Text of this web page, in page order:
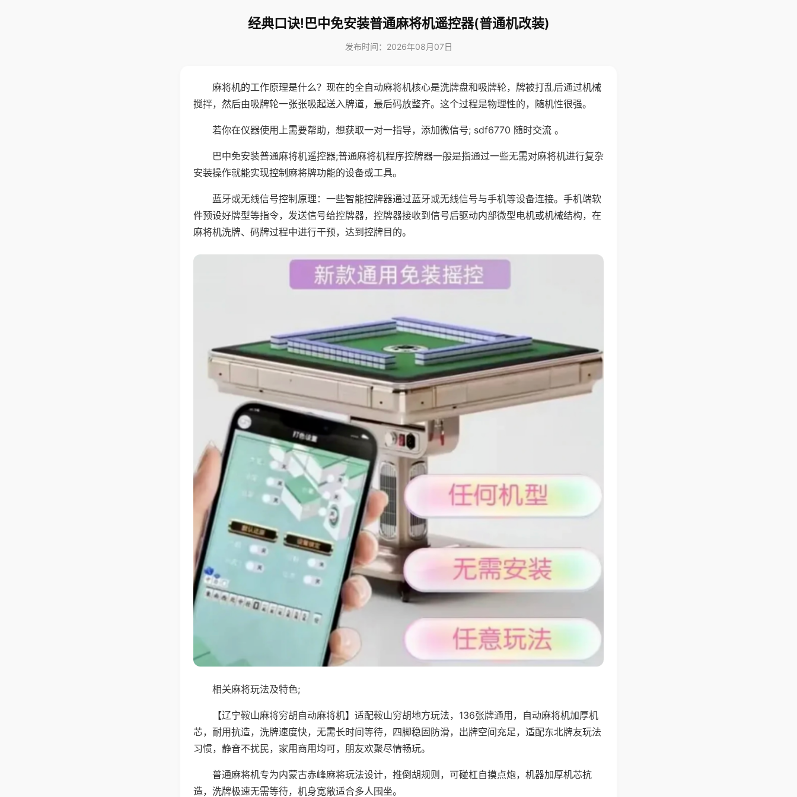
经典口诀!巴中免安装普通麻将机遥控器(普通机改装)
发布时间：2026年08月07日
麻将机的工作原理是什么？现在的全自动麻将机核心是洗牌盘和吸牌轮，牌被打乱后通过机械
搅拌，然后由吸牌轮一张张吸起送入牌道，最后码放整齐。这个过程是物理性的，随机性很强。
若你在仪器使用上需要帮助，想获取一对一指导，添加微信号; sdf6770 随时交流 。
巴中免安装普通麻将机遥控器;普通麻将机程序控牌器一般是指通过一些无需对麻将机进行复杂
安装操作就能实现控制麻将牌功能的设备或工具。
蓝牙或无线信号控制原理：一些智能控牌器通过蓝牙或无线信号与手机等设备连接。手机端软
件预设好牌型等指令，发送信号给控牌器，控牌器接收到信号后驱动内部微型电机或机械结构，在
麻将机洗牌、码牌过程中进行干预，达到控牌目的。
相关麻将玩法及特色;
【辽宁鞍山麻将穷胡自动麻将机】适配鞍山穷胡地方玩法，136张牌通用，自动麻将机加厚机
芯，耐用抗造，洗牌速度快，无需长时间等待，四脚稳固防滑，出牌空间充足，适配东北牌友玩法
习惯，静音不扰民，家用商用均可，朋友欢聚尽情畅玩。
普通麻将机专为内蒙古赤峰麻将玩法设计，推倒胡规则，可碰杠自摸点炮，机器加厚机芯抗
造，洗牌极速无需等待，机身宽敞适合多人围坐。